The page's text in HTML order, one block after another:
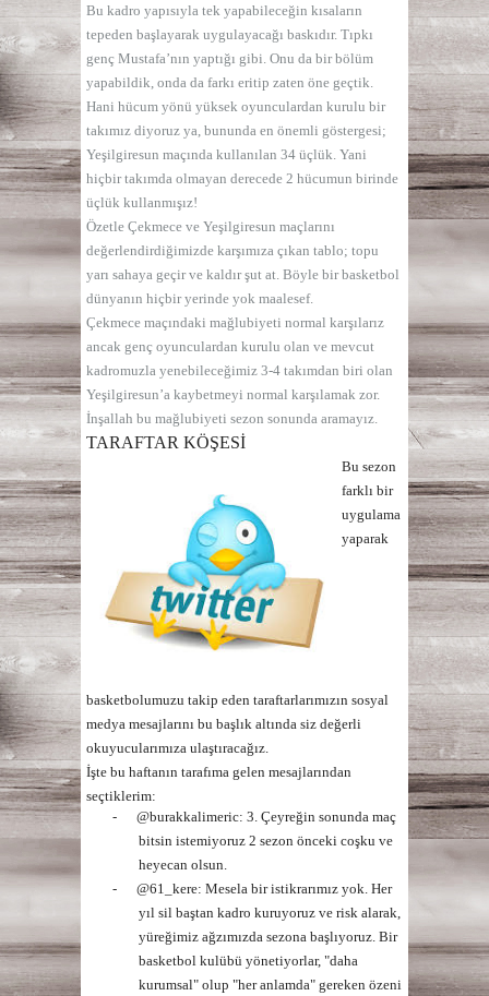
Bu kadro yapısıyla tek yapabileceğin kısaların
tepeden başlayarak uygulayacağı baskıdır. Tıpkı
genç Mustafa’nın yaptığı gibi. Onu da bir bölüm
yapabildik, onda da farkı eritip zaten öne geçtik.
Hani hücum yönü yüksek oyunculardan kurulu bir
takımız diyoruz ya, bununda en önemli göstergesi;
Yeşilgiresun maçında kullanılan 34 üçlük. Yani
hiçbir takımda olmayan derecede 2 hücumun birinde
üçlük kullanmışız!
Özetle Çekmece ve Yeşilgiresun maçlarını
değerlendirdiğimizde karşımıza çıkan tablo; topu
yarı sahaya geçir ve kaldır şut at. Böyle bir basketbol
dünyanın hiçbir yerinde yok maalesef.
Çekmece maçındaki mağlubiyeti normal karşılarız
ancak genç oyunculardan kurulu olan ve mevcut
kadromuzla yenebileceğimiz 3-4 takımdan biri olan
Yeşilgiresun’a kaybetmeyi normal karşılamak zor.
İnşallah bu mağlubiyeti sezon sonunda aramayız.
TARAFTAR KÖŞESİ
Bu sezon
farklı bir
uygulama
yaparak
basketbolumuzu takip eden taraftarlarımızın sosyal
medya mesajlarını bu başlık altında siz değerli
okuyucularımıza ulaştıracağız.
İşte bu haftanın tarafıma gelen mesajlarından
seçtiklerim:
-
@burakkalimeric: 3. Çeyreğin sonunda maç
bitsin istemiyoruz 2 sezon önceki coşku ve
heyecan olsun.
-
@61_kere: Mesela bir istikrarımız yok. Her
yıl sil baştan kadro kuruyoruz ve risk alarak,
yüreğimiz ağzımızda sezona başlıyoruz. Bir
basketbol kulübü yönetiyorlar, "daha
kurumsal" olup "her anlamda" gereken özeni